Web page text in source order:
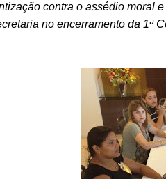
contra o assédio moral
no encerramento da 1ª